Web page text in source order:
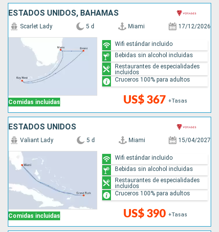
ESTADOS UNIDOS, BAHAMAS
Comidas incluidas
Scarlet Lady 5 d Miami 17/12/2026
US$ 367 +Tasas
Wifi estándar incluido
Bebidas sin alcohol incluidas
Restaurantes de especialidades
incluidos
Cruceros 100% para adultos
ESTADOS UNIDOS
Comidas incluidas
Valiant Lady 5 d Miami 15/04/2027
US$ 390 +Tasas
Wifi estándar incluido
Bebidas sin alcohol incluidas
Restaurantes de especialidades
incluidos
Cruceros 100% para adultos